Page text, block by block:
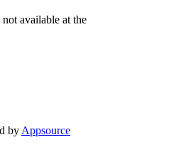
available at the
by Appsource